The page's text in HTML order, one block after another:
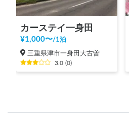
カーステイ一身田
¥1,000〜/1泊
三重県津市一身田大古曽
3.0 (0)